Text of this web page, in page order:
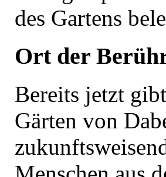
des Gartens
Ort der
Bereits jetzt
Gärten von